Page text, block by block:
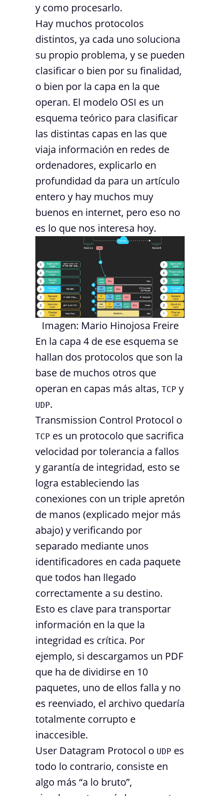
y como procesarlo.
Hay muchos protocolos
distintos, ya cada uno soluciona
su propio problema, y se pueden
clasificar o bien por su finalidad,
o bien por la capa en la que
operan. El modelo OSI es un
esquema teórico para clasificar
las distintas capas en las que
viaja información en redes de
ordenadores, explicarlo en
profundidad da para un artículo
entero y hay muchos muy
buenos en internet, pero eso no
es lo que nos interesa hoy.
Imagen: Mario Hinojosa Freire
En la capa 4 de ese esquema se
hallan dos protocolos que son la
base de muchos otros que
operan en capas más altas, TCP y
UDP.
Transmission Control Protocol o
TCP es un protocolo que sacrifica
velocidad por tolerancia a fallos
y garantía de integridad, esto se
logra estableciendo las
conexiones con un triple apretón
de manos (explicado mejor más
abajo) y verificando por
separado mediante unos
identificadores en cada paquete
que todos han llegado
correctamente a su destino.
Esto es clave para transportar
información en la que la
integridad es crítica. Por
ejemplo, si descargamos un PDF
que ha de dividirse en 10
paquetes, uno de ellos falla y no
es reenviado, el archivo quedaría
totalmente corrupto e
inaccesible.
User Datagram Protocol o UDP es
todo lo contrario, consiste en
algo más “a lo bruto”,